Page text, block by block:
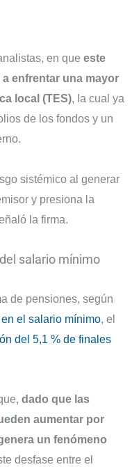
en que este
enfrentar una mayor
local (TES), la cual ya
de los fondos y un
sistémico al generar
y presiona la
la firma.
salario mínimo
de pensiones, según
el salario mínimo, el
del 5,1 % de finales
dado que las
aumentar por
un fenómeno
desfase entre el